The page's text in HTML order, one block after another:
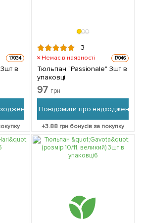
17034
в
3
Немає в наявності 17046
Тюльпан "Passionale" 3шт в
упаковці
97 грн
Повідомити про надходження
+3.88грн бонусів за покупку